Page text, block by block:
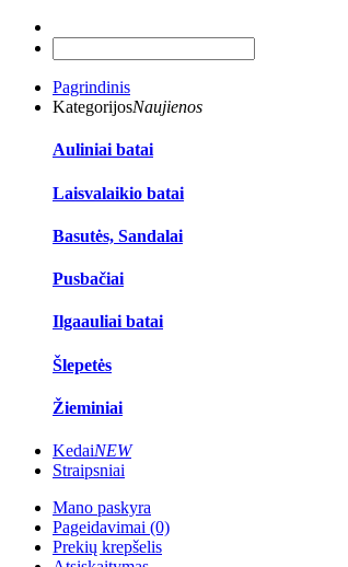
Pagrindinis
KategorijosNaujienos
Auliniai batai
Laisvalaikio batai
Basutės, Sandalai
Pusbačiai
Ilgaauliai batai
Šlepetės
Žieminiai
KedaiNEW
Straipsniai
Mano paskyra
Pageidavimai (0)
Prekių krepšelis